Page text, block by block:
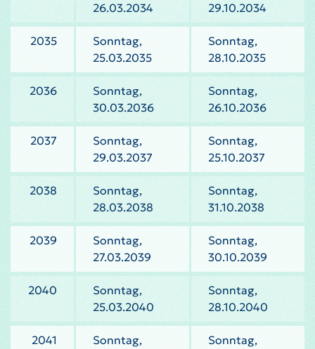
26.03.2034
29.10.2034
2035
Sonntag,
25.03.2035
Sonntag,
28.10.2035
2036
Sonntag,
30.03.2036
Sonntag,
26.10.2036
2037
Sonntag,
29.03.2037
Sonntag,
25.10.2037
2038
Sonntag,
28.03.2038
Sonntag,
31.10.2038
2039
Sonntag,
27.03.2039
Sonntag,
30.10.2039
2040
Sonntag,
25.03.2040
Sonntag,
28.10.2040
2041
Sonntag,
Sonntag,